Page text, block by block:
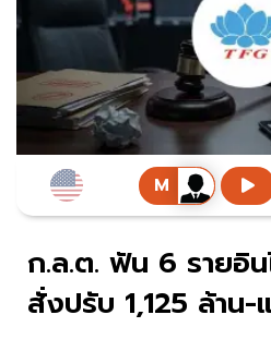
ก.ล.ต. ฟัน 6 รายอิน
สั่งปรับ 1,125 ล้าน-